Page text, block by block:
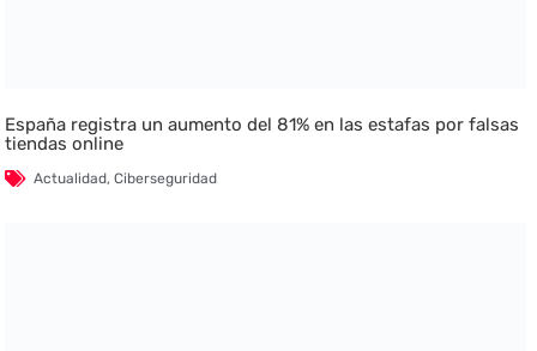
España registra un aumento del 81% en las estafas por falsas
tiendas online
Actualidad,Ciberseguridad